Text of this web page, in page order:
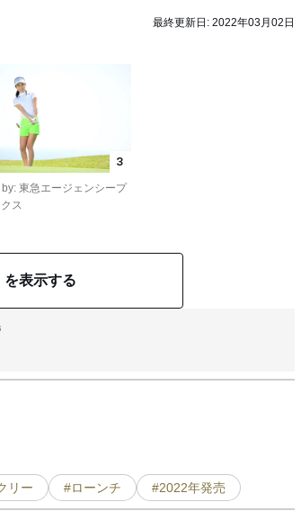
最終更新日: 2022年03月02日
3
東急エージェンシープ
ス
表示する
リー #ローンチ #2022年発売